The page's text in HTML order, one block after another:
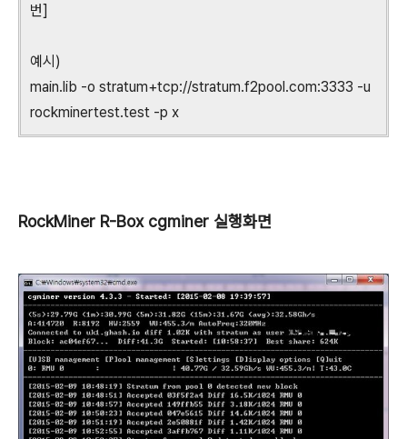
번]
예시)
main.lib -o stratum+tcp://stratum.f2pool.com:3333 -u
rockminertest.test -p x
RockMiner R-Box cgminer 실행화면